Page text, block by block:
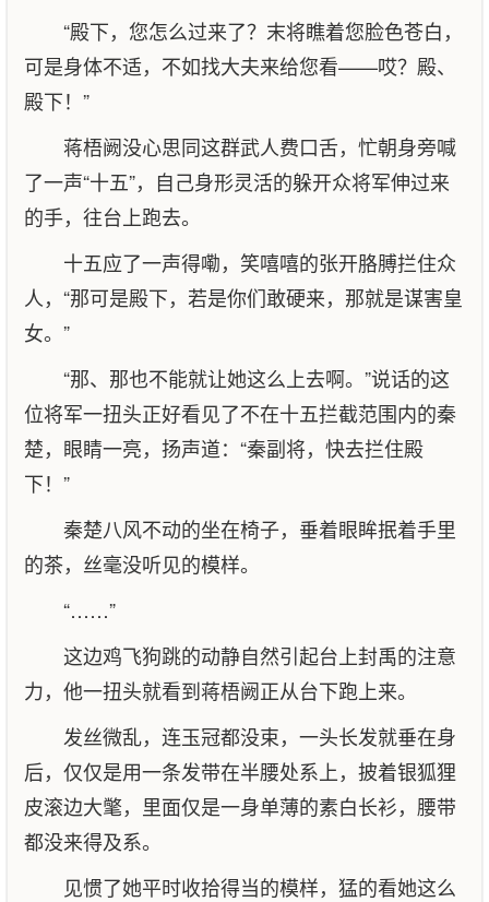
“殿下，您怎么过来了？末将瞧着您脸色苍白，
可是身体不适，不如找大夫来给您看——哎？殿、
殿下！”
蒋梧阙没心思同这群武人费口舌，忙朝身旁喊
了一声“十五”，自己身形灵活的躲开众将军伸过来
的手，往台上跑去。
十五应了一声得嘞，笑嘻嘻的张开胳膊拦住众
人，“那可是殿下，若是你们敢硬来，那就是谋害皇
女。”
“那、那也不能就让她这么上去啊。”说话的这
位将军一扭头正好看见了不在十五拦截范围内的秦
楚，眼睛一亮，扬声道：“秦副将，快去拦住殿
下！”
秦楚八风不动的坐在椅子，垂着眼眸抿着手里
的茶，丝毫没听见的模样。
“……”
这边鸡飞狗跳的动静自然引起台上封禹的注意
力，他一扭头就看到蒋梧阙正从台下跑上来。
发丝微乱，连玉冠都没束，一头长发就垂在身
后，仅仅是用一条发带在半腰处系上，披着银狐狸
皮滚边大氅，里面仅是一身单薄的素白长衫，腰带
都没来得及系。
见惯了她平时收拾得当的模样，猛的看她这么